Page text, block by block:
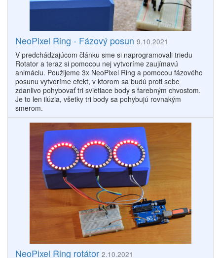
NeoPixel Ring - Fázový posun 9.10.2021
V predchádzajúcom článku sme si naprogramovali triedu
Rotator a teraz si pomocou nej vytvoríme zaujímavú
animáciu. Použijeme 3x NeoPixel Ring a pomocou fázového
posunu vytvoríme efekt, v ktorom sa budú proti sebe
zdanlivo pohybovať tri svietiace body s farebným chvostom.
Je to len ilúzia, všetky tri body sa pohybujú rovnakým
smerom.
NeoPixel Ring rotátor 2.10.2021